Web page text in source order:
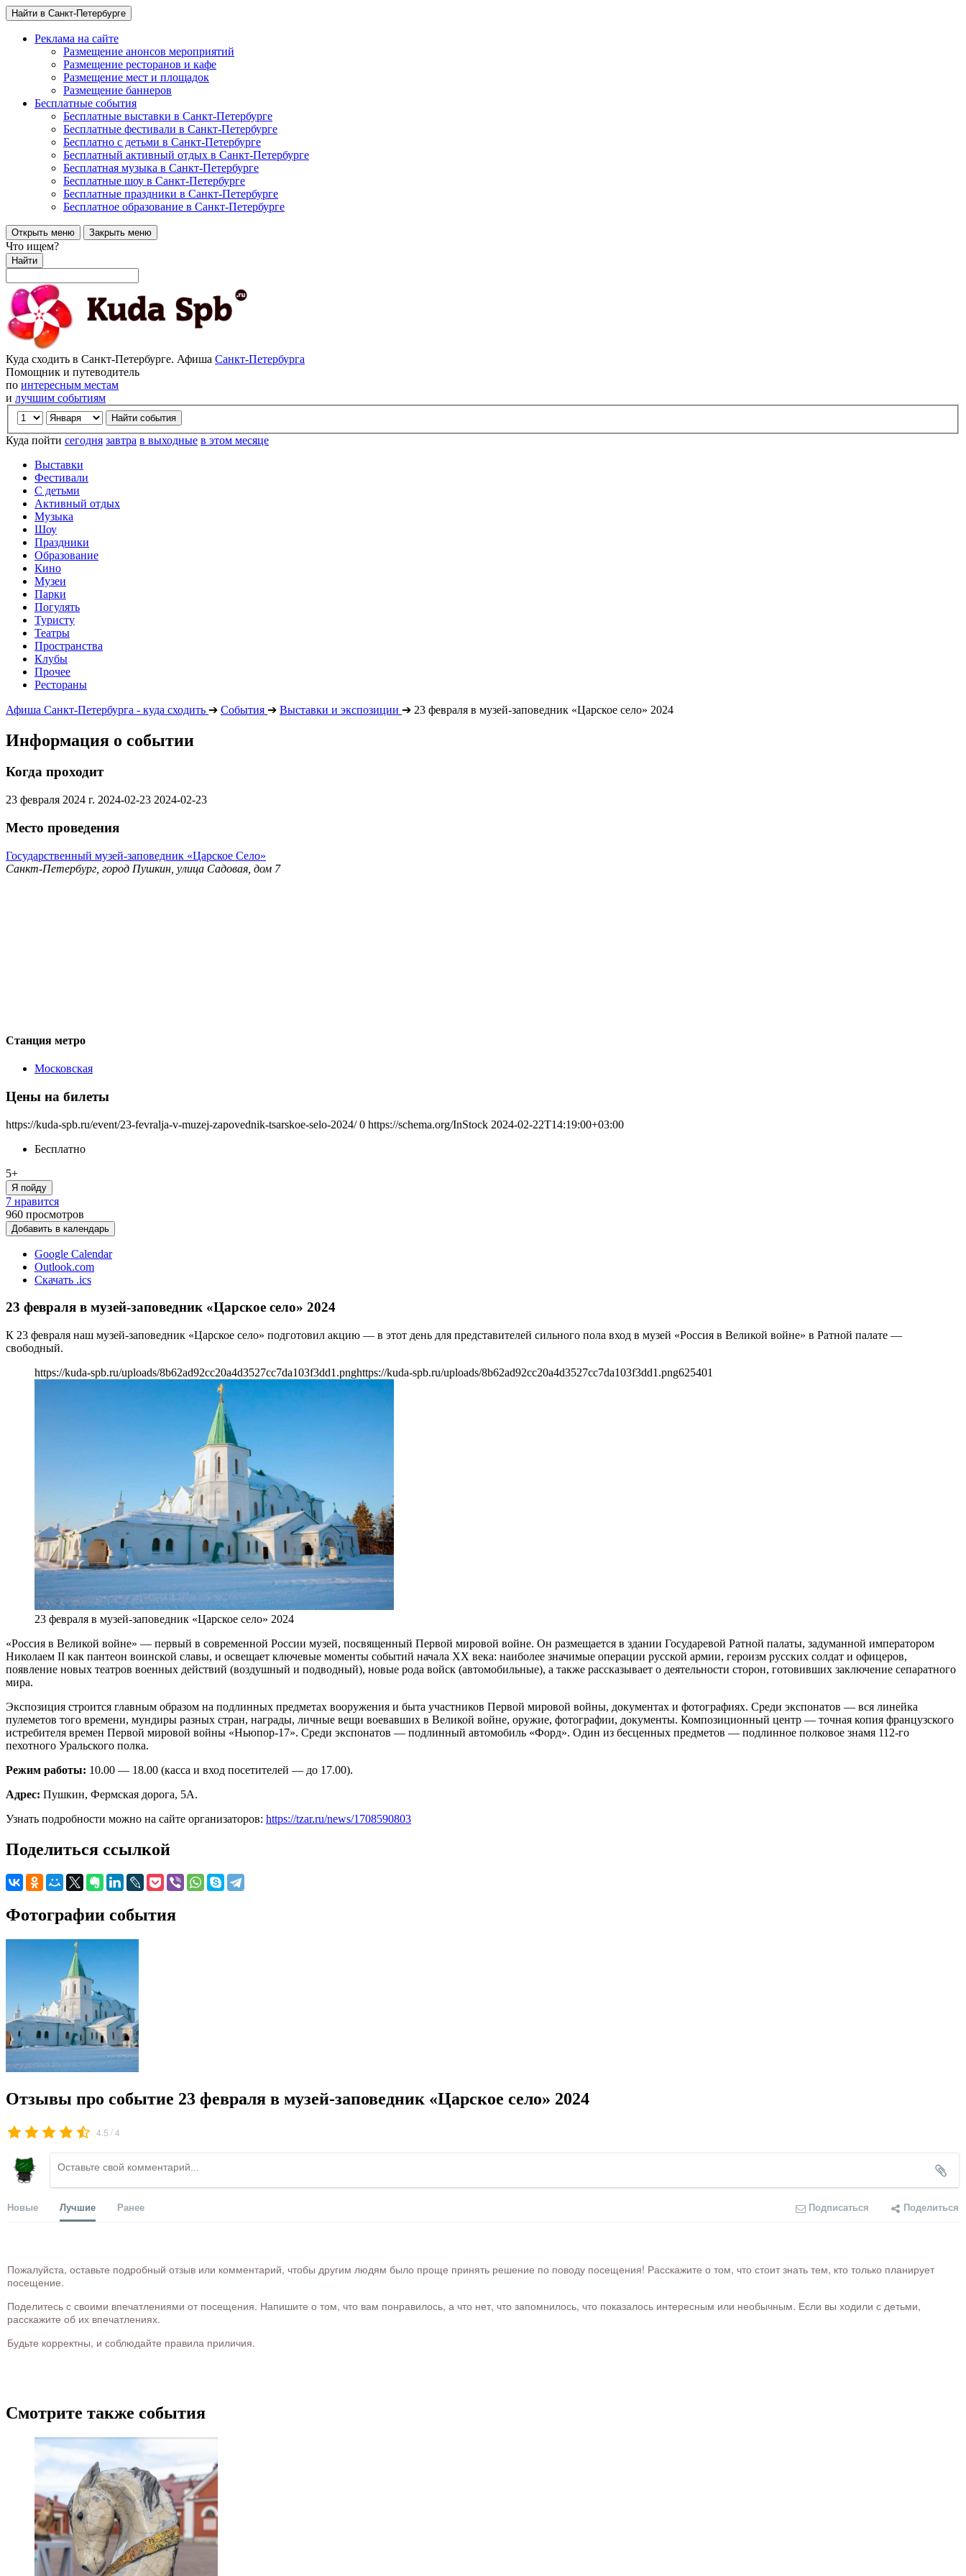
Найти в Санкт-Петербурге
Реклама на сайте
Размещение анонсов мероприятий
Размещение ресторанов и кафе
Размещение мест и площадок
Размещение баннеров
Бесплатные события
Бесплатные выставки в Санкт-Петербурге
Бесплатные фестивали в Санкт-Петербурге
Бесплатно с детьми в Санкт-Петербурге
Бесплатный активный отдых в Санкт-Петербурге
Бесплатная музыка в Санкт-Петербурге
Бесплатные шоу в Санкт-Петербурге
Бесплатные праздники в Санкт-Петербурге
Бесплатное образование в Санкт-Петербурге
Открыть меню Закрыть меню
Что ищем?
Найти
Куда сходить в Санкт-Петербурге. Афиша Санкт-Петербурга
Помощник и путеводитель
по интересным местам
и лучшим событиям
Куда пойти сегодня завтра в выходные в этом месяце
Выставки
Фестивали
С детьми
Активный отдых
Музыка
Шоу
Праздники
Образование
Кино
Музеи
Парки
Погулять
Туристу
Театры
Пространства
Клубы
Прочее
Рестораны
Афиша Санкт-Петербурга - куда сходить ➔ События ➔ Выставки и экспозиции ➔ 23 февраля в музей-заповедник «Царское село» 2024
Информация о событии
Когда проходит
23 февраля 2024 г. 2024-02-23 2024-02-23
Место проведения
Государственный музей-заповедник «Царское Село»
Санкт-Петербург, город Пушкин, улица Садовая, дом 7
Станция метро
Московская
Цены на билеты
https://kuda-spb.ru/event/23-fevralja-v-muzej-zapovednik-tsarskoe-selo-2024/ 0 https://schema.org/InStock 2024-02-22T14:19:00+03:00
Бесплатно
5+
Я пойду
7 нравится
960 просмотров
Добавить в календарь
Google Calendar
Outlook.com
Скачать .ics
23 февраля в музей-заповедник «Царское село» 2024
К 23 февраля наш музей-заповедник «Царское село» подготовил акцию — в этот день для представителей сильного пола вход в музей «Россия в Великой войне» в Ратной палате —
свободный.
https://kuda-spb.ru/uploads/8b62ad92cc20a4d3527cc7da103f3dd1.pnghttps://kuda-spb.ru/uploads/8b62ad92cc20a4d3527cc7da103f3dd1.png625401
23 февраля в музей-заповедник «Царское село» 2024
«Россия в Великой войне» — первый в современной России музей, посвященный Первой мировой войне. Он размещается в здании Государевой Ратной палаты, задуманной императором
Николаем II как пантеон воинской славы, и освещает ключевые моменты событий начала XX века: наиболее значимые операции русской армии, героизм русских солдат и офицеров,
появление новых театров военных действий (воздушный и подводный), новые рода войск (автомобильные), а также рассказывает о деятельности сторон, готовивших заключение сепаратного
мира.
Экспозиция строится главным образом на подлинных предметах вооружения и быта участников Первой мировой войны, документах и фотографиях. Среди экспонатов — вся линейка
пулеметов того времени, мундиры разных стран, награды, личные вещи воевавших в Великой войне, оружие, фотографии, документы. Композиционный центр — точная копия французского
истребителя времен Первой мировой войны «Ньюпор-17». Среди экспонатов — подлинный автомобиль «Форд». Один из бесценных предметов — подлинное полковое знамя 112-го
пехотного Уральского полка.
Режим работы: 10.00 — 18.00 (касса и вход посетителей — до 17.00).
Адрес: Пушкин, Фермская дорога, 5А.
Узнать подробности можно на сайте организаторов: https://tzar.ru/news/1708590803
Поделиться ссылкой
Фотографии события
Отзывы про событие 23 февраля в музей-заповедник «Царское село» 2024
4.5 /4
Новые Лучшие Ранее Подписаться Поделиться
Пожалуйста, оставьте подробный отзыв или комментарий, чтобы другим людям было проще принять решение по поводу посещения! Расскажите о том, что стоит знать тем, кто только планирует
посещение.
Поделитесь с своими впечатлениями от посещения. Напишите о том, что вам понравилось, а что нет, что запомнилось, что показалось интересным или необычным. Если вы ходили с детьми,
расскажите об их впечатлениях.
Будьте корректны, и соблюдайте правила приличия.
Смотрите также события